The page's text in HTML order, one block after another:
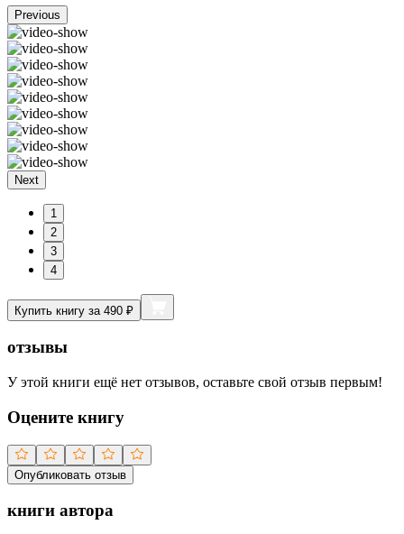
Previous
Next
1
2
3
4
Купить книгу за 490 ₽
отзывы
У этой книги ещё нет отзывов, оставьте свой отзыв первым!
Оцените книгу
Опубликовать отзыв
книги автора